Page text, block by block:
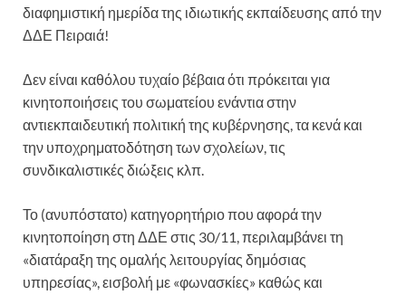
διαφημιστική ημερίδα της ιδιωτικής εκπαίδευσης από την
ΔΔΕ Πειραιά!
Δεν είναι καθόλου τυχαίο βέβαια ότι πρόκειται για
κινητοποιήσεις του σωματείου ενάντια στην
αντιεκπαιδευτική πολιτική της κυβέρνησης, τα κενά και
την υποχρηματοδότηση των σχολείων, τις
συνδικαλιστικές διώξεις κλπ.
Το (ανυπόστατο) κατηγορητήριο που αφορά την
κινητοποίηση στη ΔΔΕ στις 30/11, περιλαμβάνει τη
«διατάραξη της ομαλής λειτουργίας δημόσιας
υπηρεσίας», εισβολή με «φωνασκίες» καθώς και